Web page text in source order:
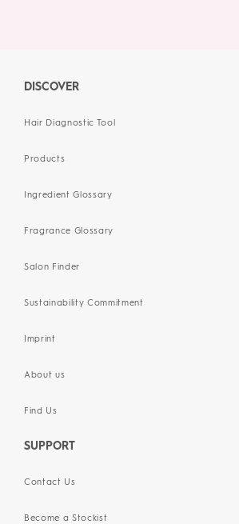
DISCOVER
Hair Diagnostic Tool
Products
Ingredient Glossary
Fragrance Glossary
Salon Finder
Sustainability Commitment
Imprint
About us
Find Us
SUPPORT
Contact Us
Become a Stockist